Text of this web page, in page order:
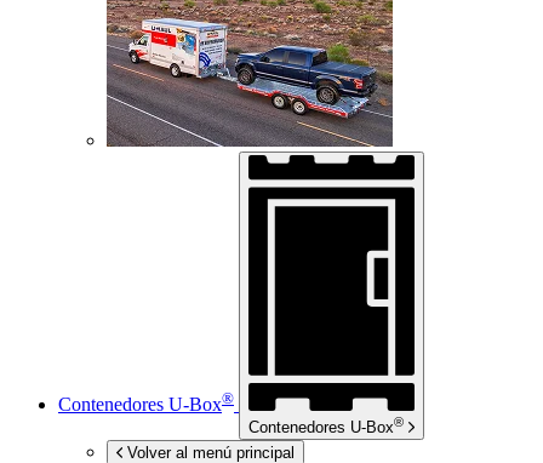
Contenedores U-Box®
Contenedores U-Box®
Volver al menú principal